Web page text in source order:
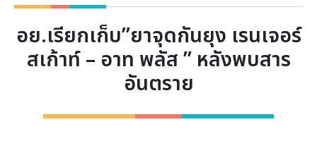
อย.เรียกเก็บ”ยาจุดกันยุง เรนเจอร์
สเก้าท์ – อาท พลัส ” หลังพบสาร
อันตราย